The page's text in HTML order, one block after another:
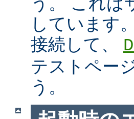
しています
接続して、
テストペー
う。